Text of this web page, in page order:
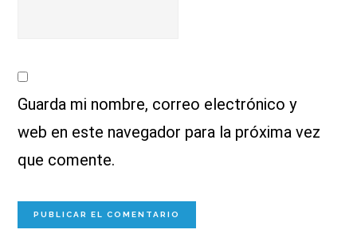
Guarda mi nombre, correo electrónico y
web en este navegador para la próxima vez
que comente.